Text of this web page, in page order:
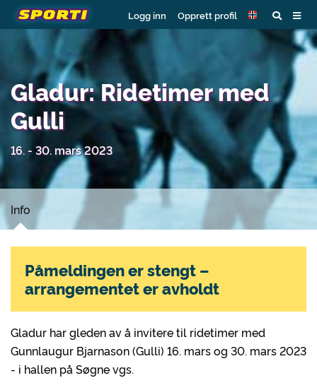
Logg inn Opprett profil
Gladur: Ridetimer med
Gulli
16. - 30. mars 2023
Info
Gladur har gleden av å invitere til ridetimer med
Gunnlaugur Bjarnason (Gulli) 16. mars og 30. mars 2023
- i hallen på Søgne vgs.
Påmeldingen er stengt –
arrangementet er avholdt